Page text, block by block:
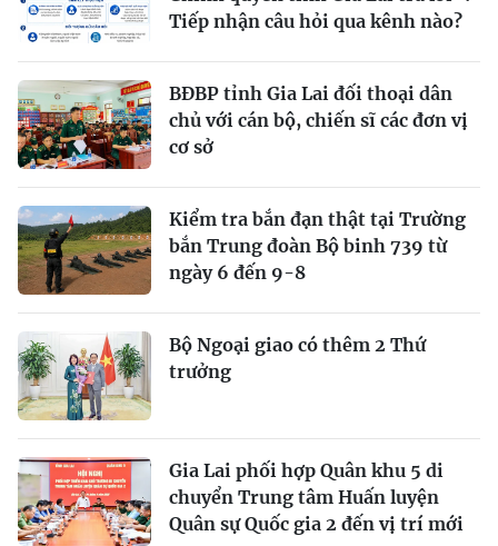
Tiếp nhận câu hỏi qua kênh nào?
BĐBP tỉnh Gia Lai đối thoại dân
chủ với cán bộ, chiến sĩ các đơn vị
cơ sở
Kiểm tra bắn đạn thật tại Trường
bắn Trung đoàn Bộ binh 739 từ
ngày 6 đến 9-8
Bộ Ngoại giao có thêm 2 Thứ
trưởng
Gia Lai phối hợp Quân khu 5 di
chuyển Trung tâm Huấn luyện
Quân sự Quốc gia 2 đến vị trí mới